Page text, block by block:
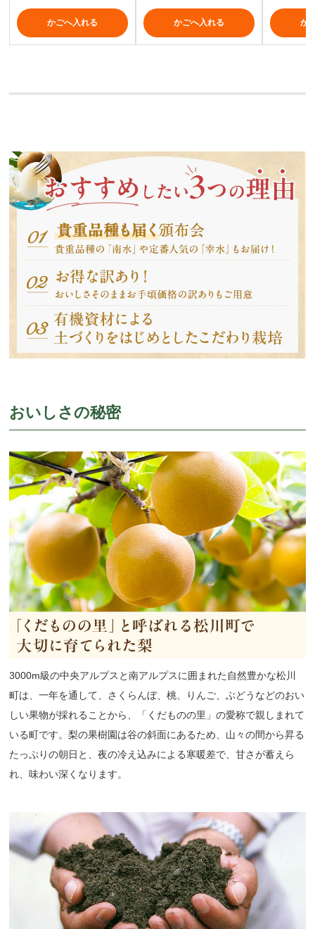
かごへ入れる かごへ入れる か
おいしさの秘密
3000m級の中央アルプスと南アルプスに囲まれた自然豊かな松川
町は、一年を通して、さくらんぼ、桃、りんご、ぶどうなどのおい
しい果物が採れることから、「くだものの里」の愛称で親しまれて
いる町です。梨の果樹園は谷の斜面にあるため、山々の間から昇る
たっぷりの朝日と、夜の冷え込みによる寒暖差で、甘さが蓄えら
れ、味わい深くなります。